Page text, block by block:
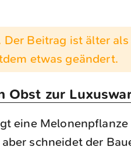
Beitrag ist älter als
etwas geändert.
Obst zur
eine
schneidet der